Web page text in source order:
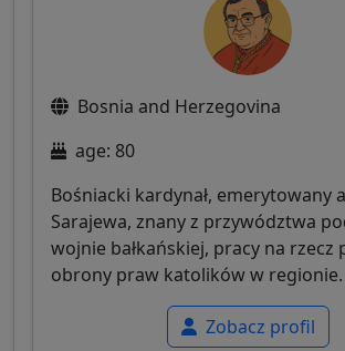
Bosnia and Herzegovina
age: 80
Bośniacki kardynał, emerytowany
Sarajewa, znany z przywództwa
wojnie bałkańskiej, pracy na rzecz
obrony praw katolików w regionie.
Zobacz profil